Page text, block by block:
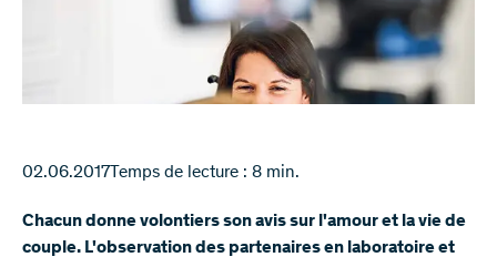
02.06.2017Temps de lecture : 8 min.
Chacun donne volontiers son avis sur l'amour et la vie de
couple. L'observation des partenaires en laboratoire et